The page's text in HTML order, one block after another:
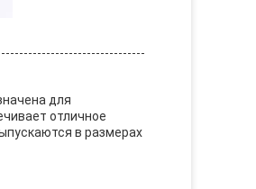
для
отличное
в размерах